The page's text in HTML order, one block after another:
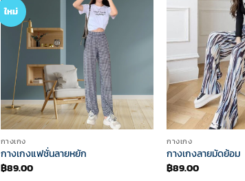
ใหม่ Add to
+
กางเกง
กางเกงแฟชั่นลายหยัก
฿89.00
+
กางเกง
กางเกงลายมัดย้อม
฿89.00